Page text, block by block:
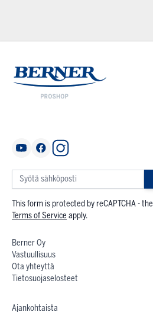
This form is protected by reCAPTCHA - the
Terms of Service apply.
Berner Oy
Vastuullisuus
Ota yhteyttä
Tietosuojaselosteet
Ajankohtaista